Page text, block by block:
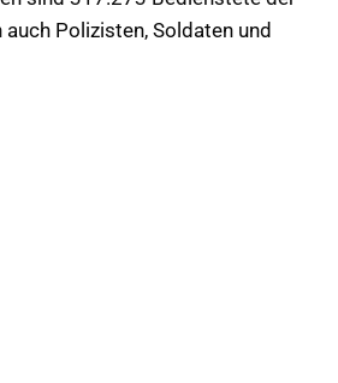
Polizisten, Soldaten und